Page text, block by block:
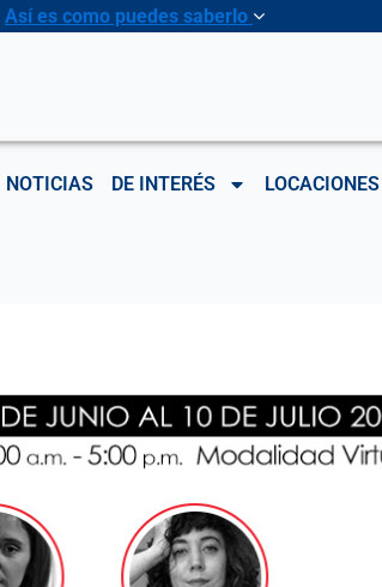
Así es como puedes saberlo
NOTICIAS DE INTERÉS LOCACIONES